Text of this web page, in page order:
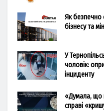
Як безпечно
бізнесу та
У
чоловік:
інциденту
«Думала, що
справі